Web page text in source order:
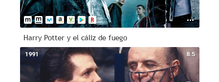
Harry Potter y el cáliz de fuego
8.5
1991